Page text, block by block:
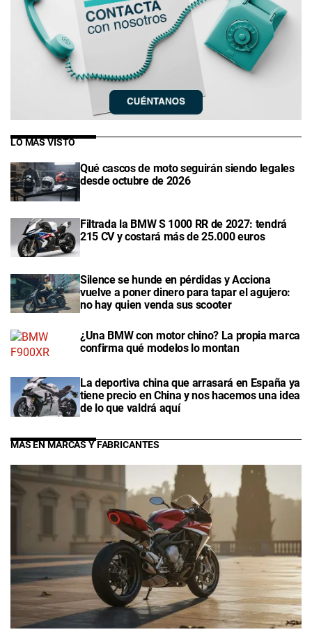
LO MÁS VISTO
Qué cascos de moto seguirán siendo legales
desde octubre de 2026
Filtrada la BMW S 1000 RR de 2027: tendrá
215 CV y costará más de 25.000 euros
Silence se hunde en pérdidas y Acciona
vuelve a poner dinero para tapar el agujero:
no hay quien venda sus scooter
¿Una BMW con motor chino? La propia marca
confirma qué modelos lo montan
La deportiva china que arrasará en España ya
tiene precio en China y nos hacemos una idea
de lo que valdrá aquí
MÁS EN MARCAS Y FABRICANTES